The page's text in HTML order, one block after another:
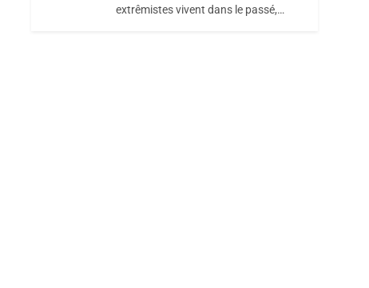
Maroc : Les Amandes
extrêmistes vivent dans le passé,…